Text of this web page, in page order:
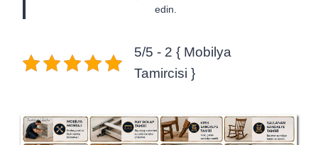
edin.
5/5 - 2 { Mobilya
Tamircisi }